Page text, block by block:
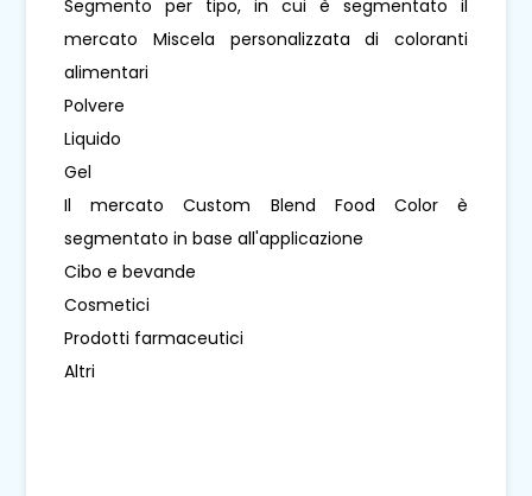
Segmento per tipo, in cui è segmentato il
mercato Miscela personalizzata di coloranti
alimentari
Polvere
Liquido
Gel
Il mercato Custom Blend Food Color è
segmentato in base all'applicazione
Cibo e bevande
Cosmetici
Prodotti farmaceutici
Altri